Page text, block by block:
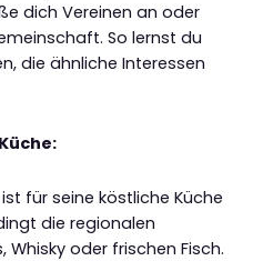
dich Vereinen an oder
So lernst du
die ähnliche Interessen
für seine köstliche Küche
die regionalen
Whisky oder frischen Fisch.